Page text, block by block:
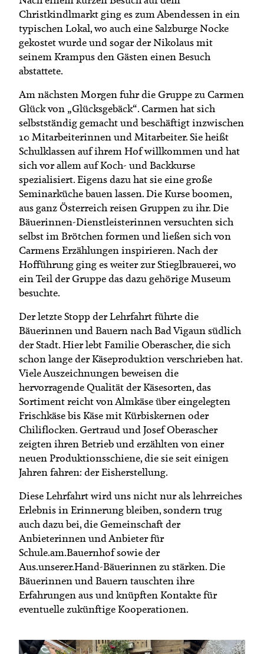
Christkindlmarkt ging es zum Abendessen in ein
typischen Lokal, wo auch eine Salzburge Nocke
gekostet wurde und sogar der Nikolaus mit
seinem Krampus den Gästen einen Besuch
abstattete.
Am nächsten Morgen fuhr die Gruppe zu Carmen
Glück von „Glücksgebäck“. Carmen hat sich
selbstständig gemacht und beschäftigt inzwischen
10 Mitarbeiterinnen und Mitarbeiter. Sie heißt
Schulklassen auf ihrem Hof willkommen und hat
sich vor allem auf Koch- und Backkurse
spezialisiert. Eigens dazu hat sie eine große
Seminarküche bauen lassen. Die Kurse boomen,
aus ganz Österreich reisen Gruppen zu ihr. Die
Bäuerinnen-Dienstleisterinnen versuchten sich
selbst im Brötchen formen und ließen sich von
Carmens Erzählungen inspirieren. Nach der
Hofführung ging es weiter zur Stieglbrauerei, wo
ein Teil der Gruppe das dazu gehörige Museum
besuchte.
Der letzte Stopp der Lehrfahrt führte die
Bäuerinnen und Bauern nach Bad Vigaun südlich
der Stadt. Hier lebt Familie Oberascher, die sich
schon lange der Käseproduktion verschrieben hat.
Viele Auszeichnungen beweisen die
hervorragende Qualität der Käsesorten, das
Sortiment reicht von Almkäse über eingelegten
Frischkäse bis Käse mit Kürbiskernen oder
Chiliflocken. Gertraud und Josef Oberascher
zeigten ihren Betrieb und erzählten von einer
neuen Produktionsschiene, die sie seit einigen
Jahren fahren: der Eisherstellung.
Diese Lehrfahrt wird uns nicht nur als lehrreiches
Erlebnis in Erinnerung bleiben, sondern trug
auch dazu bei, die Gemeinschaft der
Anbieterinnen und Anbieter für
Schule.am.Bauernhof sowie der
Aus.unserer.Hand-Bäuerinnen zu stärken. Die
Bäuerinnen und Bauern tauschten ihre
Erfahrungen aus und knüpften Kontakte für
eventuelle zukünftige Kooperationen.